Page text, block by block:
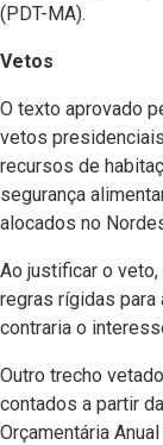
(PDT-MA).
Vetos
O texto aprovado
vetos
recursos de
segurança
alocados no
Ao justificar o veto,
regras rígidas para
contraria o
Outro trecho
contados a partir
Orçamentária